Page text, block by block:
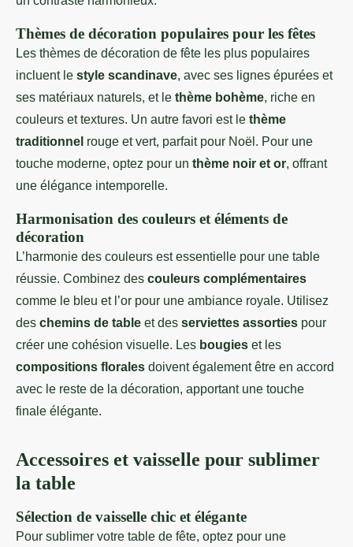
Thèmes de décoration populaires pour les fêtes
Les thèmes de décoration de fête les plus populaires
incluent le style scandinave, avec ses lignes épurées et
ses matériaux naturels, et le thème bohème, riche en
couleurs et textures. Un autre favori est le thème
traditionnel rouge et vert, parfait pour Noël. Pour une
touche moderne, optez pour un thème noir et or, offrant
une élégance intemporelle.
Harmonisation des couleurs et éléments de
décoration
L’harmonie des couleurs est essentielle pour une table
réussie. Combinez des couleurs complémentaires
comme le bleu et l’or pour une ambiance royale. Utilisez
des chemins de table et des serviettes assorties pour
créer une cohésion visuelle. Les bougies et les
compositions florales doivent également être en accord
avec le reste de la décoration, apportant une touche
finale élégante.
Accessoires et vaisselle pour sublimer
la table
Sélection de vaisselle chic et élégante
Pour sublimer votre table de fête, optez pour une